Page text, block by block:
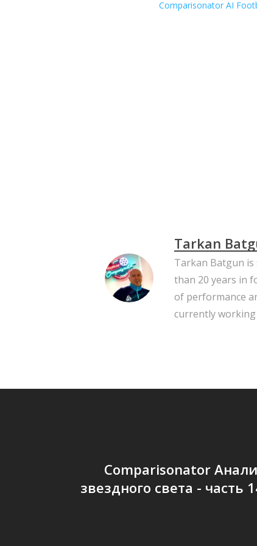
Comparisonator AI
Tarkan
Tarkan Batgun is
than 20 years in
of performance
currently working
Comparisonator
звездного света - часть